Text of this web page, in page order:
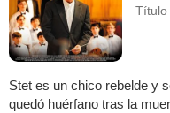
Título
Stet es un chico rebelde y
quedó huérfano tras la